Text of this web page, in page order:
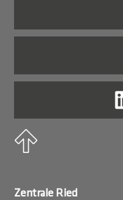
Zentrale Ried